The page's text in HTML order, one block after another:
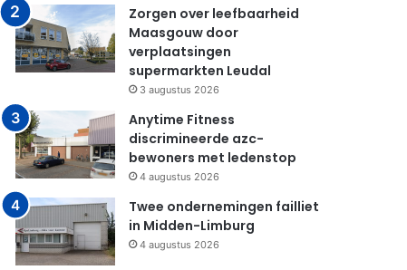
Zorgen over leefbaarheid
Maasgouw door
verplaatsingen
supermarkten Leudal
3 augustus 2026
Anytime Fitness
discrimineerde azc-
bewoners met ledenstop
4 augustus 2026
Twee ondernemingen failliet
in Midden-Limburg
4 augustus 2026